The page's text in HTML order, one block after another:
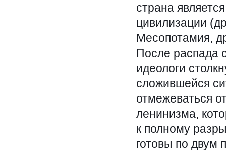
страна
цивилизации
Месопотамия,
После распада
идеологи
сложившейся
отмежеваться
ленинизма,
к полному
готовы по двум